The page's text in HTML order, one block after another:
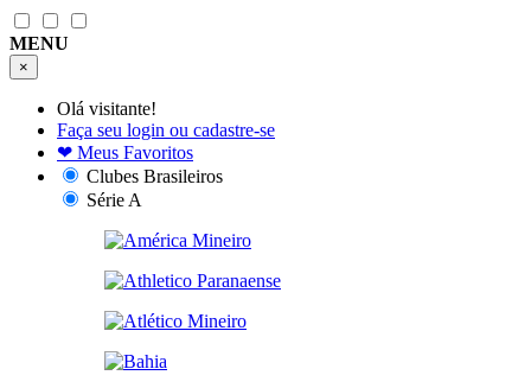
MENU
×
Olá visitante!
Faça seu login ou cadastre-se
❤ Meus Favoritos
Clubes Brasileiros
Série A